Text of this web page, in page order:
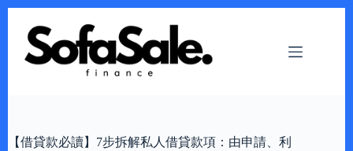
content
【借貸款必讀】7步拆解私人借貸款項：由申請、利